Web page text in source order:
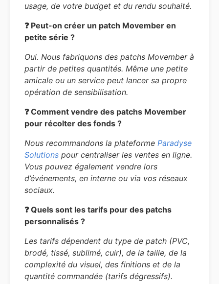
usage, de votre budget et du rendu souhaité.
❓ Peut-on créer un patch Movember en
petite série ?
Oui. Nous fabriquons des patchs Movember à
partir de petites quantités. Même une petite
amicale ou un service peut lancer sa propre
opération de sensibilisation.
❓ Comment vendre des patchs Movember
pour récolter des fonds ?
Nous recommandons la plateforme Paradyse
Solutions pour centraliser les ventes en ligne.
Vous pouvez également vendre lors
d’événements, en interne ou via vos réseaux
sociaux.
❓ Quels sont les tarifs pour des patchs
personnalisés ?
Les tarifs dépendent du type de patch (PVC,
brodé, tissé, sublimé, cuir), de la taille, de la
complexité du visuel, des finitions et de la
quantité commandée (tarifs dégressifs).